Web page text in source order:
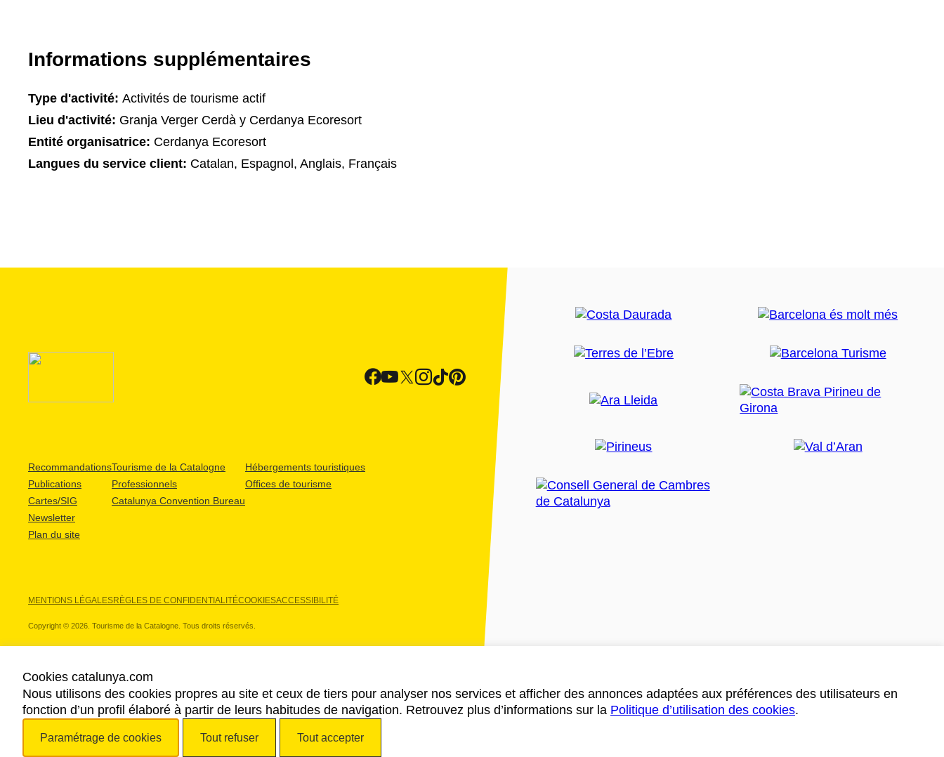
Informations supplémentaires
Type d'activité: Activités de tourisme actif
Lieu d'activité: Granja Verger Cerdà y Cerdanya Ecoresort
Entité organisatrice: Cerdanya Ecoresort
Langues du service client: Catalan, Espagnol, Anglais, Français
Recommandations
Publications
Cartes/SIG
Newsletter
Plan du site
Tourisme de la Catalogne
Professionnels
Catalunya Convention Bureau
Hébergements touristiques
Offices de tourisme
MENTIONS LÉGALESRÈGLES DE CONFIDENTIALITÉCOOKIESACCESSIBILITÉ
Copyright © 2026. Tourisme de la Catalogne. Tous droits réservés.
NOS PARTENAIRES
Cookies catalunya.com
Nous utilisons des cookies propres au site et ceux de tiers pour analyser nos services et afficher des annonces adaptées aux préférences des utilisateurs en
fonction d’un profil élaboré à partir de leurs habitudes de navigation. Retrouvez plus d’informations sur la Politique d’utilisation des cookies.
Paramétrage de cookies Tout refuser Tout accepter